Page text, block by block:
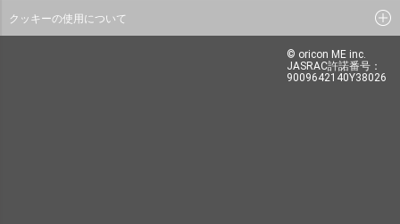
クッキーの使用について
© oricon ME inc.
JASRAC許諾番号：
9009642140Y38026